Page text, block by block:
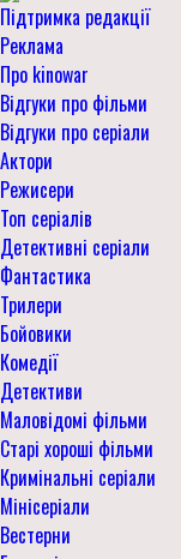
Підтримка редакції
Реклама
Про kinowar
Відгуки про фільми
Відгуки про серіали
Актори
Режисери
Топ серіалів
Детективні серіали
Фантастика
Трилери
Бойовики
Комедії
Детективи
Маловідомі фільми
Старі хороші фільми
Кримінальні серіали
Мінісеріали
Вестерни